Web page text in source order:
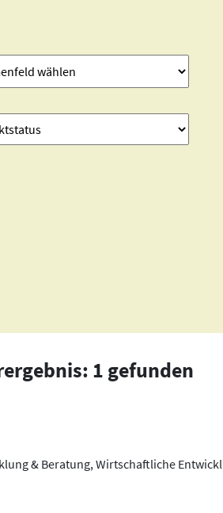
1 gefunden
& Beratung, Wirtschaftliche